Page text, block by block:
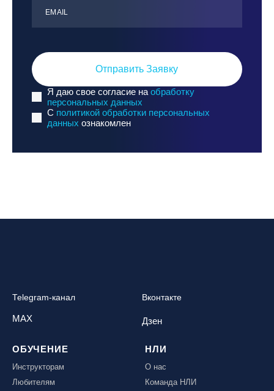
ЕMАIL
Отправить Заявку
Я даю свое согласие на обработку
персональных данных
C политикой обработки персональных
данных ознакомлен
Telegram-канал Вконтакте
MAX Дзен
ОБУЧЕНИЕ
Инструкторам
Любителям
НЛИ
О нас
Команда НЛИ